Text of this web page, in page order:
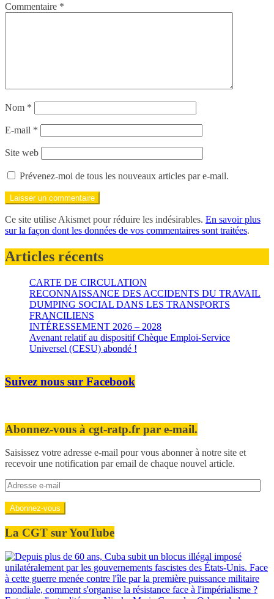
Commentaire *
Nom *
E-mail *
Site web
Prévenez-moi de tous les nouveaux articles par e-mail.
Ce site utilise Akismet pour réduire les indésirables. En savoir plus
sur la façon dont les données de vos commentaires sont traitées.
Articles récents
CARTE DE CIRCULATION
RECONNAISSANCE DES ACCIDENTS DU TRAVAIL
DUMPING SOCIAL DANS LES TRANSPORTS
FRANCILIENS
INTÉRESSEMENT 2026 – 2028
Avenant relatif au dispositif Chèque Emploi-Service
Universel (CESU) abondé !
Suivez nous sur Facebook
Abonnez-vous à cgt-ratp.fr par e-mail.
Saisissez votre adresse e-mail pour vous abonner à notre site et
recevoir une notification par email de chaque nouvel article.
Adresse
e-
mail
Abonnez-vous
La CGT sur YouTube